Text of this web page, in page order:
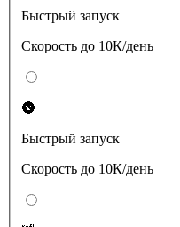
Быстрый запуск
Скорость до 10К/день
🌚
Быстрый запуск
Скорость до 10К/день